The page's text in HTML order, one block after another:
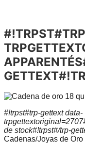
#!trpst#trp-gettext data-
de stock#!trpst#/trp-
Cadenas/Joyas de